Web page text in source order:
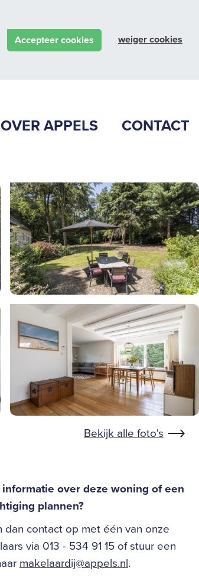
Accepteer cookies weiger cookies
OVER APPELS CONTACT
Bekijk alle foto's
informatie over deze woning of een
plannen?
dan contact op met één van onze
via 013 - 534 91 15 of stuur een
makelaardij@appels.nl.